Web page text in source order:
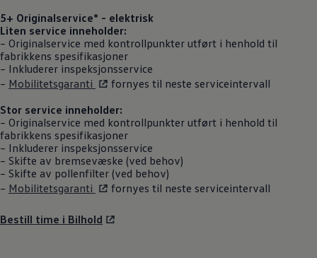
5+ Originalservice* - elektrisk
Liten service inneholder:
– Originalservice med kontrollpunkter utført i henhold til
fabrikkens spesifikasjoner
– Inkluderer inspeksjonsservice
– Mobilitetsgaranti
fornyes til neste serviceintervall
Stor service inneholder:
– Originalservice med kontrollpunkter utført i henhold til
fabrikkens spesifikasjoner
– Inkluderer inspeksjonsservice
– Skifte av bremsevæske (ved behov)
– Skifte av pollenfilter (ved behov)
– Mobilitetsgaranti fornyes til neste serviceintervall
Bestill time i Bilhold